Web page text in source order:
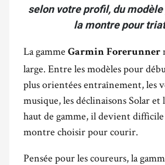
selon votre profil, du
la montre pour
La gamme Garmin Forerunner
large. Entre les modèles pour
plus orientées entraînement, les
musique, les déclinaisons Solar et
haut de gamme, il devient
montre choisir pour courir.
Pensée pour les coureurs, la